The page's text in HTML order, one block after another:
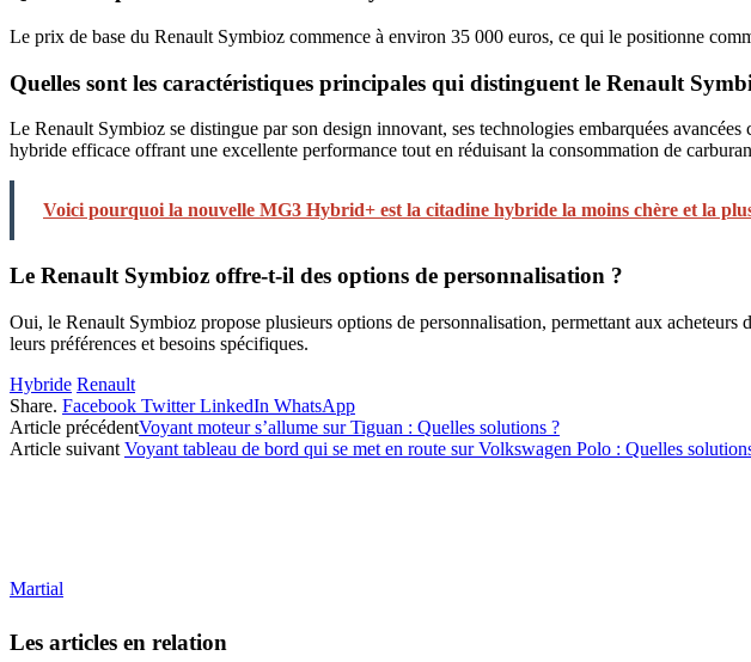
Le prix de base du Renault Symbioz commence à environ 35 000 euros, ce qui le positionne
Quelles sont les caractéristiques principales qui distinguent le Renault
Le Renault Symbioz se distingue par son design innovant, ses technologies embarquées
hybride efficace offrant une excellente performance tout en réduisant la consommation de
Voici pourquoi la nouvelle MG3 Hybrid+ est la citadine hybride la moins chère et la
Le Renault Symbioz offre-t-il des options de personnalisation ?
Oui, le Renault Symbioz propose plusieurs options de personnalisation, permettant aux
leurs préférences et besoins spécifiques.
Hybride Renault
Share. Facebook Twitter LinkedIn WhatsApp
Article précédentVoyant moteur s’allume sur Tiguan : Quelles solutions ?
Article suivant Voyant tableau de bord qui se met en route sur Volkswagen Polo : Quelles
Martial
Les articles en relation